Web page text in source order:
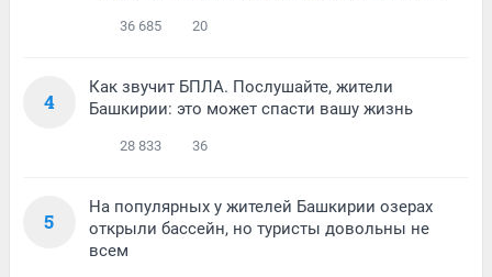
36 685 20
4
Как звучит БПЛА. Послушайте, жители
Башкирии: это может спасти вашу жизнь
28 833 36
5
На популярных у жителей Башкирии озерах
открыли бассейн, но туристы довольны не
всем